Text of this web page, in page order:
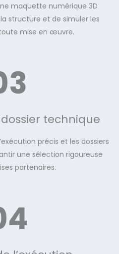
maquette numérique 3D
structure et de simuler les
mise en œuvre.
technique
précis et les dossiers
une sélection rigoureuse
partenaires.